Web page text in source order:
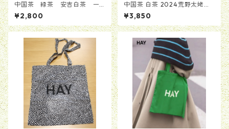
中国茶 緑茶 安吉白茶 一
番摘み新茶 アンジーバイチ
ャ 25g
¥2,800
中国茶 白茶 2024荒野太姥山
白牡丹
¥3,850